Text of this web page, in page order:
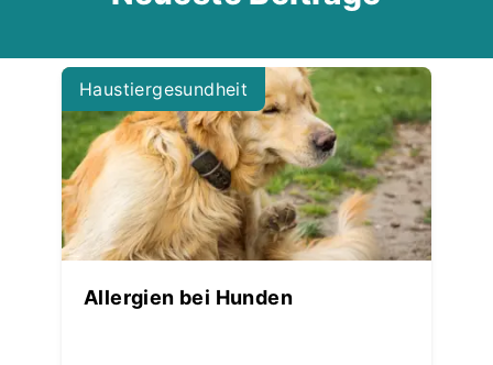
Haustiergesundheit
Allergien bei Hunden